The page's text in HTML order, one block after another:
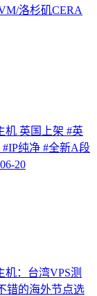
洛杉矶CERA
机 英国上架 #英
#IP纯净 #全新A段
20
机：台湾VPS测
错的海外节点选